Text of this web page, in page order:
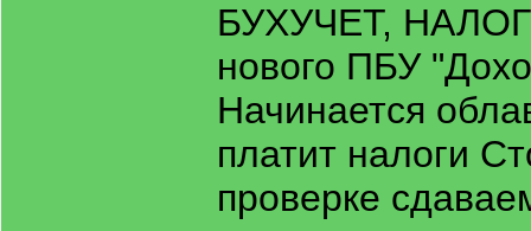
БУХУЧЕТ,
нового ПБУ
Начинается
платит налоги
проверке